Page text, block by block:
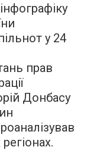
у 24
прав
Донбасу